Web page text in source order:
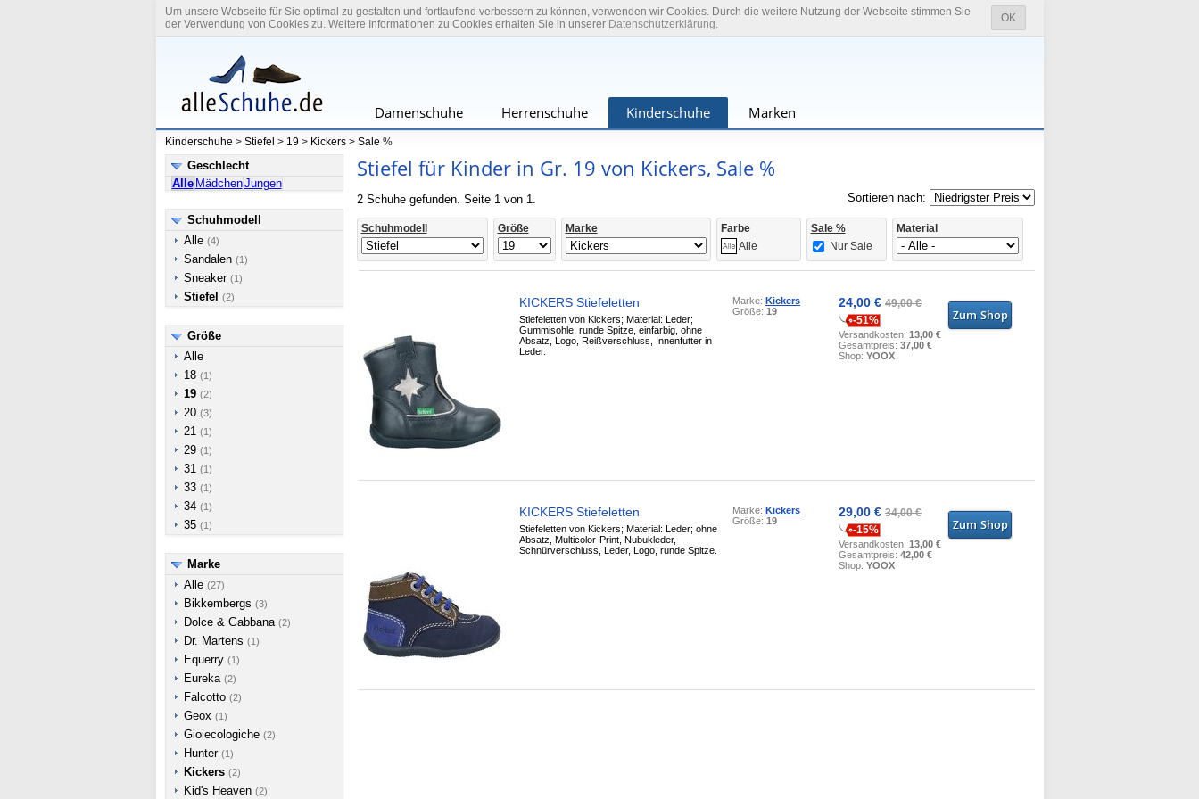
OK
Um unsere Webseite für Sie optimal zu gestalten und fortlaufend verbessern zu können, verwenden wir Cookies. Durch die weitere Nutzung der Webseite stimmen Sie
der Verwendung von Cookies zu. Weitere Informationen zu Cookies erhalten Sie in unserer Datenschutzerklärung.
Damenschuhe Herrenschuhe Kinderschuhe Marken
Kinderschuhe> Stiefel > 19> Kickers> Sale%
Geschlecht
Alle MädchenJungen
Schuhmodell
Alle (4)
Sandalen (1)
Sneaker (1)
Stiefel (2)
Größe
Alle
18 (1)
19 (2)
20 (3)
21 (1)
29 (1)
31 (1)
33 (1)
34 (1)
35 (1)
Marke
Alle (27)
Bikkembergs (3)
Dolce & Gabbana (2)
Dr. Martens (1)
Equerry (1)
Eureka (2)
Falcotto (2)
Geox (1)
Gioiecologiche (2)
Hunter (1)
Kickers (2)
Kid's Heaven (2)
Stiefel für Kinder in Gr. 19 von Kickers, Sale %
Sortieren nach:
2 Schuhe gefunden. Seite 1 von 1.
Schuhmodell Größe Marke
Farbe
Alle
Sale %
Nur Sale
Material
KICKERS Stiefeletten
Stiefeletten von Kickers; Material: Leder;
Gummisohle, runde Spitze, einfarbig, ohne
Absatz, Logo, Reißverschluss, Innenfutter in
Leder.
Marke:Kickers
Größe:19
24,00 €49,00 €
-51%
Versandkosten:13,00 €
Gesamtpreis:37,00 €
Shop:YOOX
KICKERS Stiefeletten
Stiefeletten von Kickers; Material: Leder; ohne
Absatz, Multicolor-Print, Nubukleder,
Schnürverschluss, Leder, Logo, runde Spitze.
Marke:Kickers
Größe:19
29,00 €34,00 €
-15%
Versandkosten:13,00 €
Gesamtpreis:42,00 €
Shop:YOOX